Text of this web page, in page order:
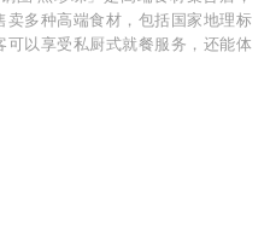
多种高端食材，包括国家地理标
以享受私厨式就餐服务，还能体